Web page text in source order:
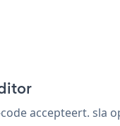
accepteert. sla